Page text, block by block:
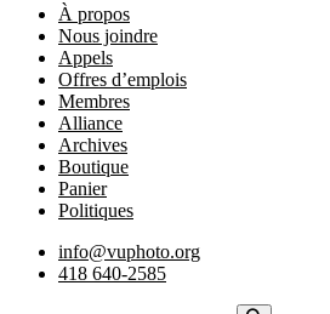
À propos
Nous joindre
Appels
Offres d’emplois
Membres
Alliance
Archives
Boutique
Panier
Politiques
info@vuphoto.org
418 640-2585